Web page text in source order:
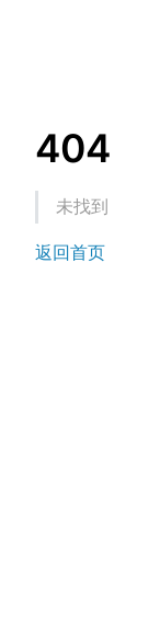
404
未找到
返回首页